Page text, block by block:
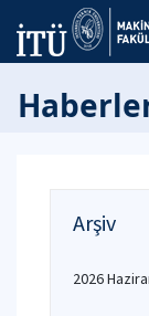
Arşiv
2026